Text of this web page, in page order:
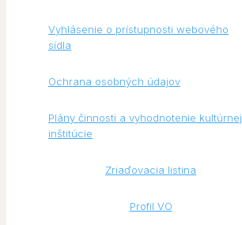
Vyhlásenie o prístupnosti webového
sídla
Ochrana osobných údajov
Plány činnosti a vyhodnotenie kultúrnej
inštitúcie
Zriaďovacia listina
Profil VO